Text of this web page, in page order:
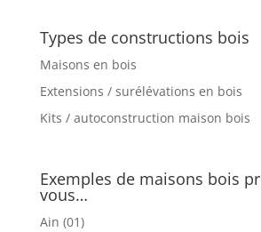
Types de constructions bois
Maisons en bois
Extensions / surélévations en bois
Kits / autoconstruction maison bois
Exemples de maisons bois
vous…
Ain (01)